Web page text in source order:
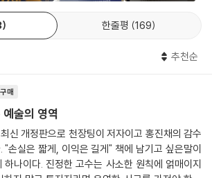
은 절대 지속적일 수 없다.
다. 시장은 늘 가야 할 길을 가고 있으며, 틀린 쪽
그들은 주가가 오르고 내릴 때 여러분의 심리가
잘 안다. 여러분은 오를 때 탐욕스럽게 되고 내려
그들은 여러분이 손절매하지 않으면 잠을 이룰 수
한줄평 169
추천순
구매
술의 영역
신 개정판으로 천장팅이 저자이고 홍진채의 감수
한 원칙에 얽매이지